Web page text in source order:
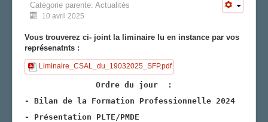
CAP/Recours
FS SSCT
Action sociale
Archives
LA SECTION
Catégorie parente: Actualités
10 avril 2025
Vous trouverez ci- joint la liminaire lu en instance par vos
représenatnts :
Liminaire_CSAL_du_19032025_SFP.pdf
Ordre du jour :
- Bilan de la Formation Professionnelle 2024
- Présentation PLTE/PMDE